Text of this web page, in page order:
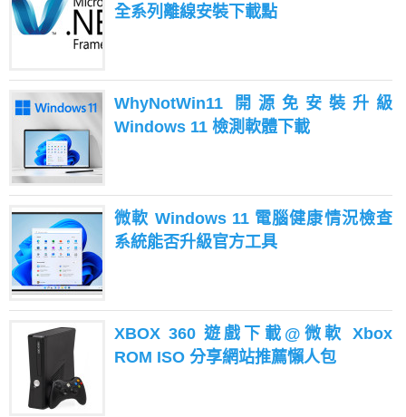
全系列離線安裝下載點
WhyNotWin11 開源免安裝升級
Windows 11 檢測軟體下載
微軟 Windows 11 電腦健康情況檢查
系統能否升級官方工具
XBOX 360 遊戲下載@微軟 Xbox
ROM ISO 分享網站推薦懶人包